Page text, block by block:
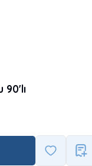
90'lı